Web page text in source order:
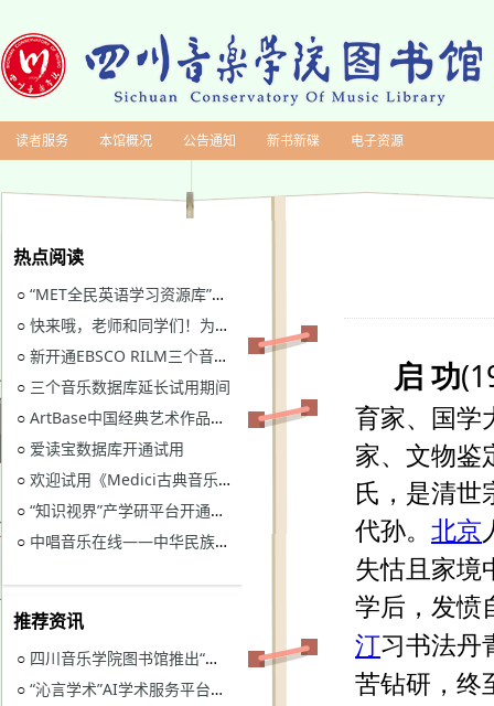
读者服务 本馆概况 公告通知 新书新碟 电子资源
热点阅读
○ “MET全民英语学习资源库”继续开通试用
○ 快来哦，老师和同学们！为川音图书馆“十四五”规划建言献策
○ 新开通EBSCO RILM三个音乐类数据库免费试用
○ 三个音乐数据库延长试用期间
○ ArtBase中国经典艺术作品数据库继续开通试用通知
○ 爱读宝数据库开通试用
○ 欢迎试用《Medici古典音乐视听图书馆》
○ “知识视界”产学研平台开通试用通知
○ 中唱音乐在线——中华民族音乐与戏曲资源库开通试用
推荐资讯
○ 四川音乐学院图书馆推出“忆长征？书香路”纪念中国工农红军长征胜利90周年系列活动
○ “沁言学术”AI学术服务平台开通试用